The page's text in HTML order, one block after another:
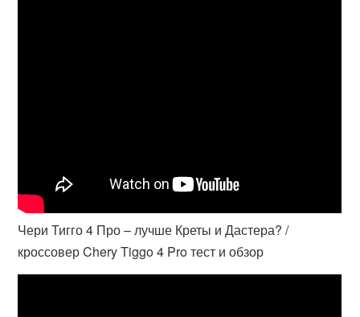
Чери Тигго 4 Про – лучше Креты и Дастера? /
кроссовер Chery Tiggo 4 Pro тест и обзор